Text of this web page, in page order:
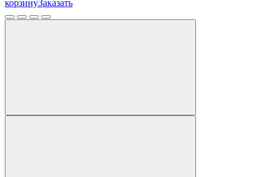
корзинуЗаказать